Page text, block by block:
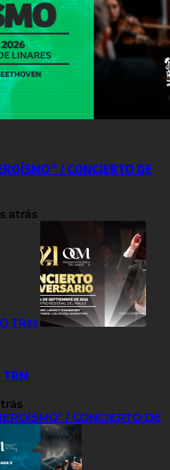
/ CONCIERTO DE
atrás
TRM
TRM
/ CONCIERTO DE